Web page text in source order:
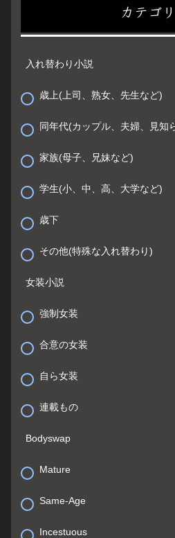
カテゴ
入れ替わり小説
歳上(上司、熟女、先生など)
同年代(カップル、夫婦、見知
家族(母子、兄妹など)
学生(小、中、高、大学など)
歳下
その他(特殊な入れ替わり)
女装小説
強制女装
合意の女装
自ら女装
連載もの
Bodyswap
Mature
Same-Age
Incestuous